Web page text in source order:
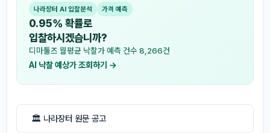
나라장터 AI 입찰분석 가격 예측
0.95% 확률로
입찰하시겠습니까?
디마툴즈 월평균 낙찰가 예측 건수 8,266건
AI 낙찰 예상가 조회하기 →
🏛 나라장터 원문 공고